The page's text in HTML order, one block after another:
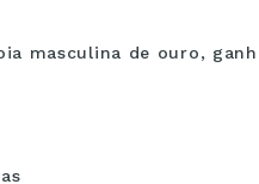
masculina de ouro,